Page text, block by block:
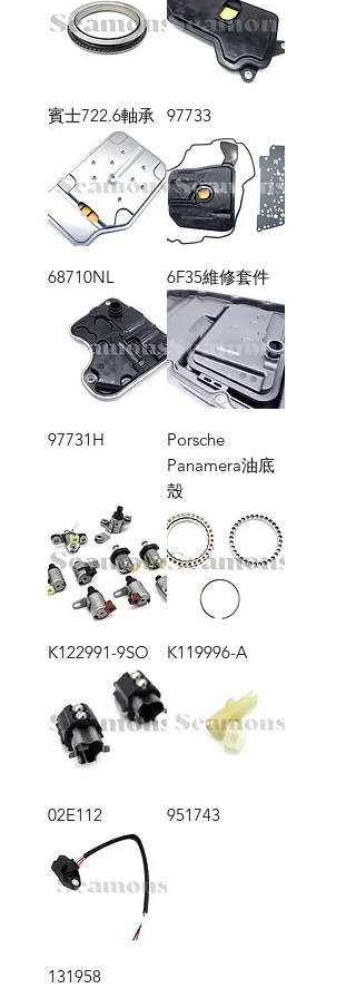
賓士722.6軸承 97733
68710NL 6F35維修套件
97731H
Porsche
Panamera油底
殼
K122991-9SO K119996-A
02E112 951743
131958